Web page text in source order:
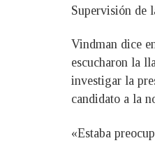
Supervisión de
Vindman dice
escucharon la
investigar la
candidato a la
«Estaba